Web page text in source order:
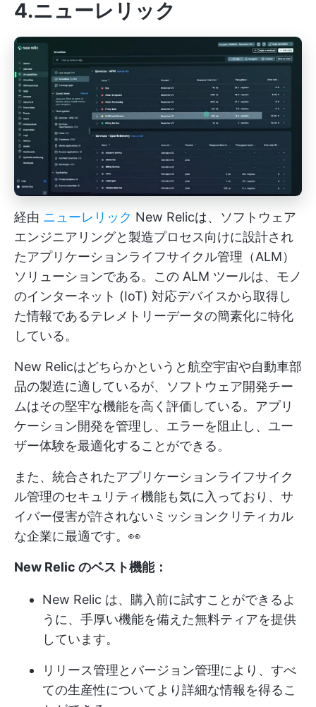
4.ニューレリック
経由 ニューレリック New Relicは、ソフトウェア
エンジニアリングと製造プロセス向けに設計され
たアプリケーションライフサイクル管理（ALM）
ソリューションである。この ALM ツールは、モノ
のインターネット (IoT) 対応デバイスから取得し
た情報であるテレメトリーデータの簡素化に特化
している。
New Relicはどちらかというと航空宇宙や自動車部
品の製造に適しているが、ソフトウェア開発チー
ムはその堅牢な機能を高く評価している。アプリ
ケーション開発を管理し、エラーを阻止し、ユー
ザー体験を最適化することができる。
また、統合されたアプリケーションライフサイク
ル管理のセキュリティ機能も気に入っており、サ
イバー侵害が許されないミッションクリティカル
な企業に最適です。👀
New Relic のベスト機能：
New Relic は、購入前に試すことができるよ
うに、手厚い機能を備えた無料ティアを提供
しています。
リリース管理とバージョン管理により、すべ
ての生産性についてより詳細な情報を得るこ